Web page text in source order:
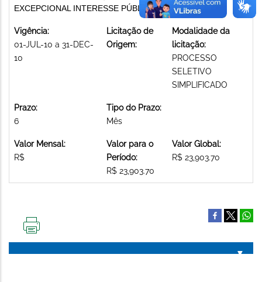
EXCEPCIONAL INTERESSE PÚBLICO
Vigência:
01-JUL-10 a 31-DEC-
10
Licitação de
Origem:
Modalidade da
licitação:
PROCESSO
SELETIVO
SIMPLIFICADO
Prazo:
6
Tipo do Prazo:
Mês
Valor Mensal:
R$
Valor para o
Período:
R$ 23,903.70
Valor Global:
R$ 23,903.70
PÁGINA